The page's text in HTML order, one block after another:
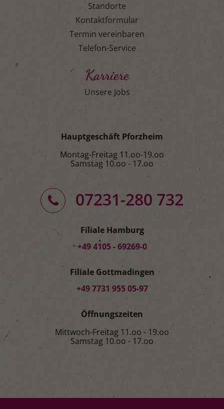
Standorte
Kontaktformular
Termin vereinbaren
Telefon-Service
Karriere
Unsere Jobs
Hauptgeschäft Pforzheim
Montag-Freitag 11.oo-19.oo
Samstag 10.oo - 17.oo
07231-280 732
Filiale Hamburg
+49 4105 - 69269-0
Filiale Gottmadingen
+49 7731 955 05-97
Öffnungszeiten
Mittwoch-Freitag 11.oo - 19.oo
Samstag 10.oo - 17.oo